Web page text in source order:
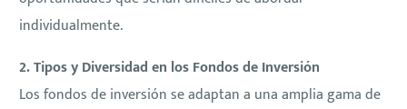
individualmente.
2. Tipos y Diversidad en los Fondos de Inversión
Los fondos de inversión se adaptan a una amplia gama de